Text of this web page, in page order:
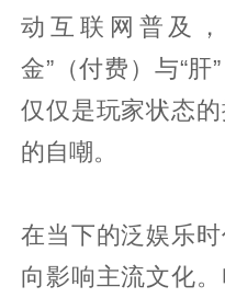
动互联网普及
金”（付费）与“
仅仅是玩家状态
的自嘲。
在当下的泛娱乐
向影响主流文化